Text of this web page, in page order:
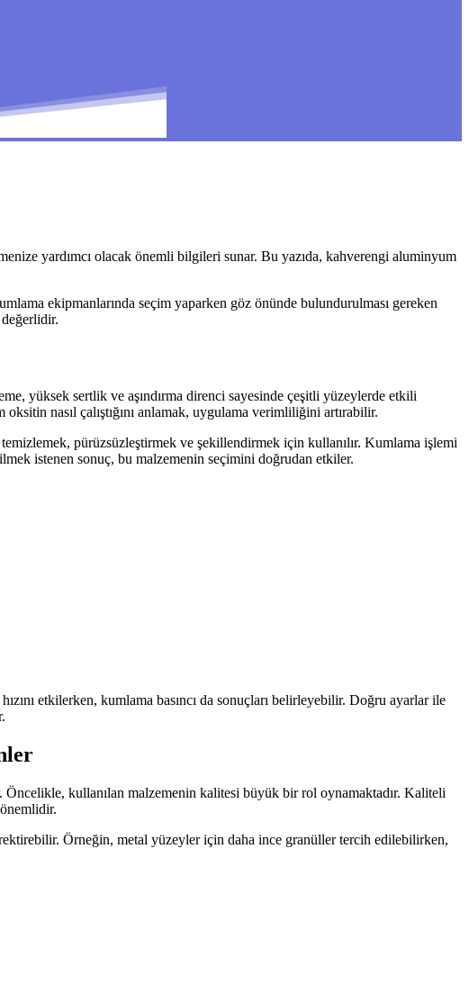
yardımcı olacak önemli bilgileri sunar. Bu yazıda, kahverengi aluminyum
ekipmanlarında seçim yaparken göz önünde bulundurulması gereken
yüksek sertlik ve aşındırma direnci sayesinde çeşitli yüzeylerde etkili
nasıl çalıştığını anlamak, uygulama verimliliğini artırabilir.
pürüzsüzleştirmek ve şekillendirmek için kullanılır. Kumlama işlemi
istenen sonuç, bu malzemenin seçimini doğrudan etkiler.
etkilerken, kumlama basıncı da sonuçları belirleyebilir. Doğru ayarlar ile
kullanılan malzemenin kalitesi büyük bir rol oynamaktadır. Kaliteli
Örneğin, metal yüzeyler için daha ince granüller tercih edilebilirken,